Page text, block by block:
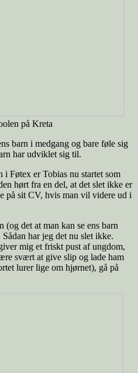
på Kreta
barn i medgang og bare føle sig
har udviklet sig til.
i Føtex er Tobias nu startet som
hørt fra en del, at det slet ikke er
på sit CV, hvis man vil videre ud i
(og det at man kan se ens barn
har jeg det nu slet ikke.
mig et friskt pust af ungdom,
svært at give slip og lade ham
lurer lige om hjørnet), gå på